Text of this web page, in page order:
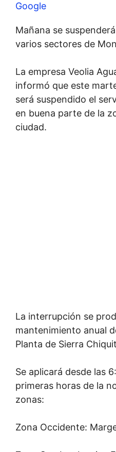
Google
Mañana se
varios sectores de
La empresa Veolia
informó que este
será suspendido el
en buena parte de la
ciudad.
La interrupción se
mantenimiento anual
Planta de Sierra
Se aplicará desde las
primeras horas de la
zonas:
Zona Occidente: